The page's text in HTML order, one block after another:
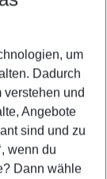
um
Dadurch
verstehen und
Angebote
sind und zu
, wenn du
Dann wähle